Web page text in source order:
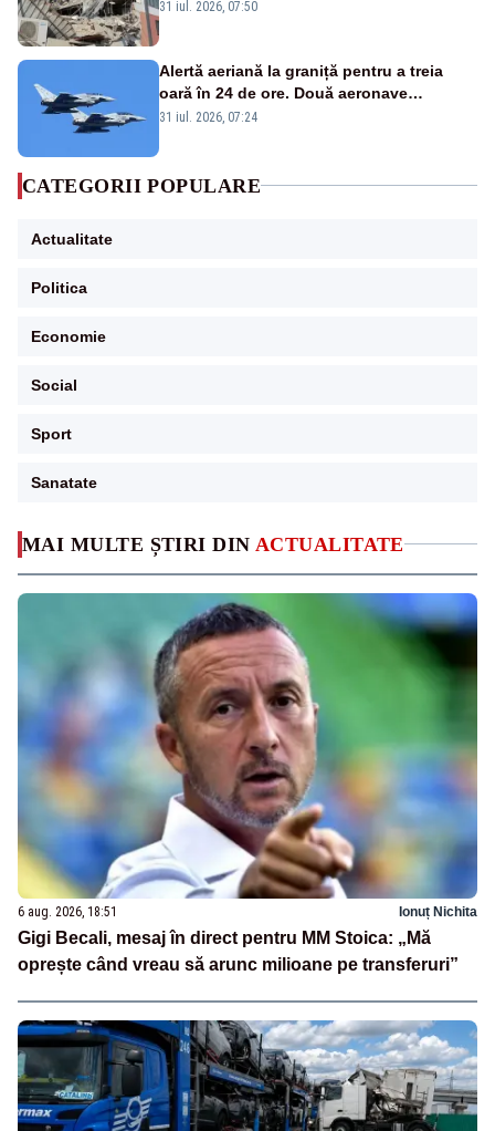
MAI MULTE ȘTIRI DIN ACTUALITATE
6 aug. 2026, 18:51 Ionuț Nichita
Gigi Becali, mesaj în direct pentru MM Stoica: „Mă
oprește când vreau să arunc milioane pe transferuri”
31 iul. 2026, 07:50
Alertă aeriană la graniță pentru a treia
oară în 24 de ore. Două aeronave
Eurofighter britanice au fost ridicate de la
31 iul. 2026, 07:24
CATEGORII POPULARE
Actualitate
Politica
Economie
Social
Sport
Sanatate